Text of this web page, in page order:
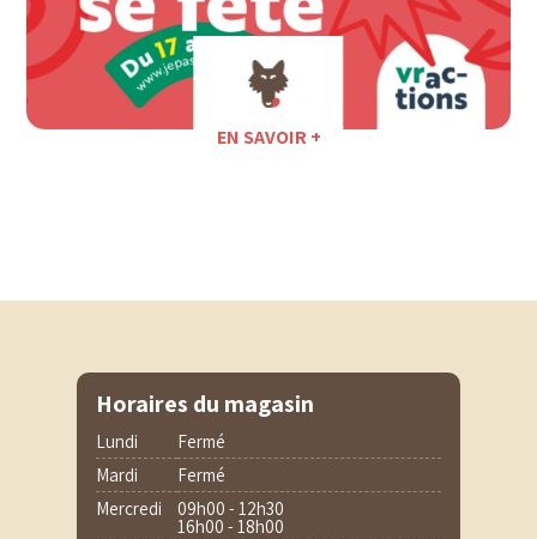
EN SAVOIR +
Horaires du magasin
Lundi
Fermé
Mardi
Fermé
Mercredi
09h00 - 12h30
16h00 - 18h00